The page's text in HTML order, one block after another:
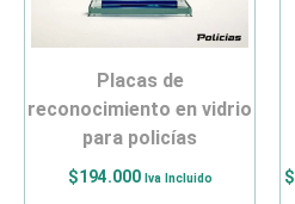
placas de
reconocimiento en vidrio
para policías
$194.000 Iva Incluido $